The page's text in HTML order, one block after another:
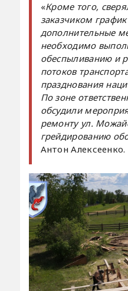
«Кроме того,
заказчиком
дополнительные
необходимо
обеспыливанию и
потоков
празднования
По зоне
обсудили
ремонту ул.
грейдированию
Антон Алексеенко.